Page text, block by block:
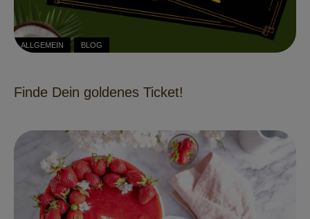
ALLGEMEIN BLOG
Finde Dein goldenes Ticket!